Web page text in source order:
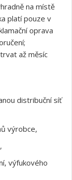
na místě
platí pouze v
oprava
až měsíc
distribuční síť
výrobce,
výfukového